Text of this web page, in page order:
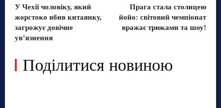
У Чехії чоловіку, який
жорстоко вбив китаянку,
загрожує довічне
ув’язнення
Прага стала столицею
йойо: світовий чемпіонат
вражає трюками та шоу!
Поділитися новиною